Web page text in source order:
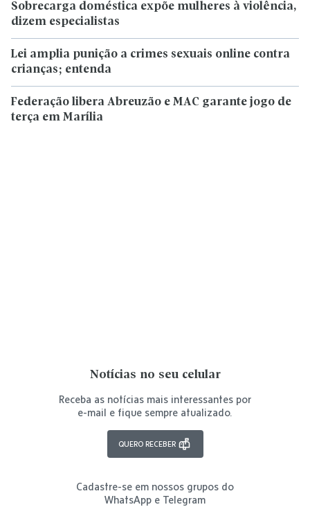
Sobrecarga doméstica expõe mulheres à violência,
dizem especialistas
Lei amplia punição a crimes sexuais online contra
crianças; entenda
Federação libera Abreuzão e MAC garante jogo de
terça em Marília
Notícias no seu celular
Receba as notícias mais interessantes por
e-mail e fique sempre atualizado.
QUERO RECEBER
Cadastre-se em nossos grupos do
WhatsApp e Telegram